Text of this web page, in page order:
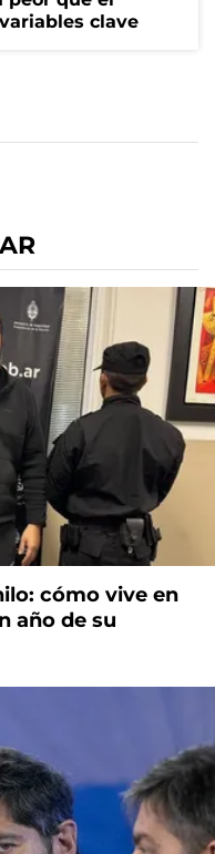
clave
cómo vive en
año de su